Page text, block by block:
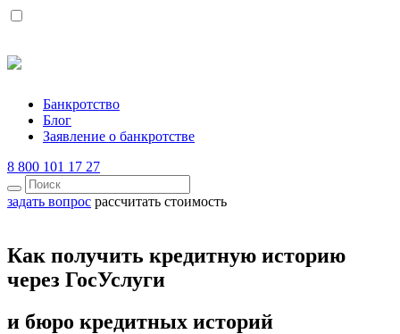
Банкротство
Блог
Заявление о банкротстве
8 800 101 17 27
задать вопрос рассчитать стоимость
Как получить кредитную историю
через ГосУслуги
и бюро кредитных историй